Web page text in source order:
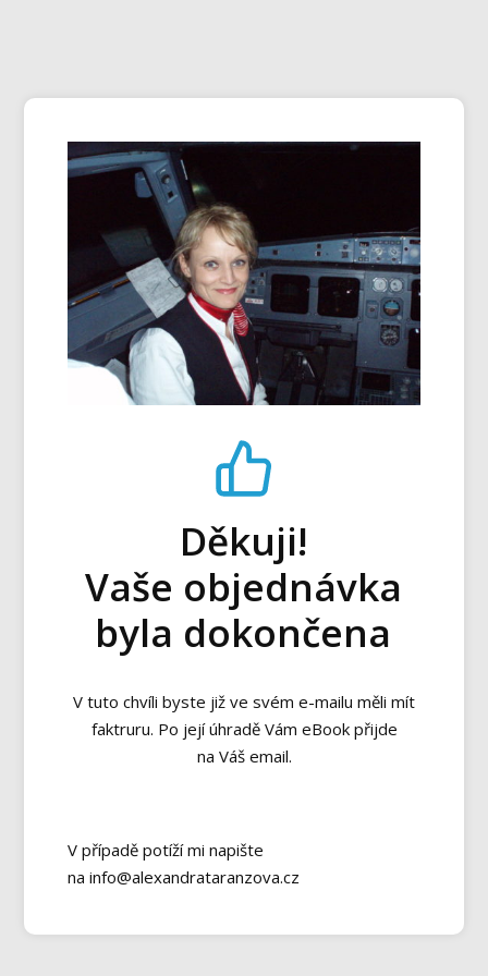
Děkuji!
Vaše objednávka
byla dokončena
V tuto chvíli byste již ve svém e-mailu měli mít
faktruru. Po její úhradě Vám eBook přijde
na Váš email.
V případě potíží mi napište
na info@alexandrataranzova.cz